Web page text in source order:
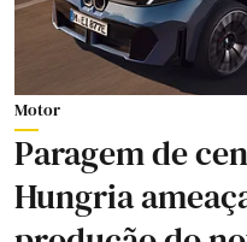
Motor
Paragem de
Hungria